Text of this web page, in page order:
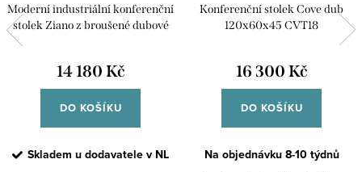
Moderní industriální konferenční
stolek Ziano z broušené dubové
14 180 Kč
DO KOŠÍKU
Skladem u dodavatele v NL
Konferenční stolek Cove dub
120x60x45 CVT18
16 300 Kč
DO KOŠÍKU
Na objednávku 8-10 týdnů